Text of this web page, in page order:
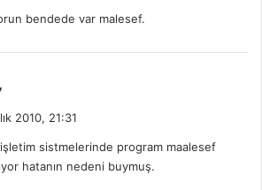
i
bendede var malesef.
i
k
2010, 21:31
sistmelerinde program maalesef
hatanın nedeni buymuş.